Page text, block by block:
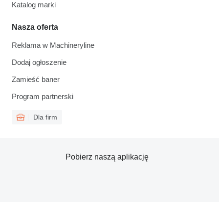
Katalog marki
Nasza oferta
Reklama w Machineryline
Dodaj ogłoszenie
Zamieść baner
Program partnerski
Dla firm
Pobierz naszą aplikację